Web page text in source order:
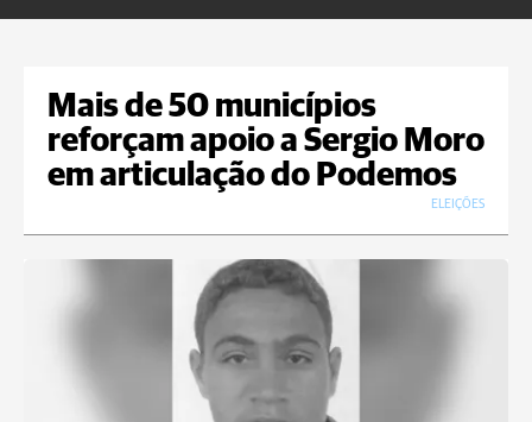
Mais de 50 municípios
reforçam apoio a Sergio Moro
em articulação do Podemos
ELEIÇÕES